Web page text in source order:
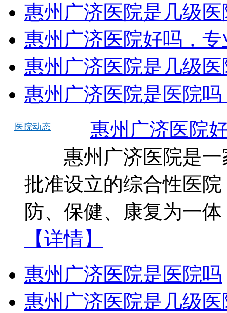
惠州广济医院是几级
惠州广济医院好吗，
惠州广济医院是几级
惠州广济医院是医院吗
医院动态
惠州广济医院
惠州广济医院是一
批准设立的综合性医
防、保健、康复为一
【详情】
惠州广济医院是医院吗
惠州广济医院是几级医